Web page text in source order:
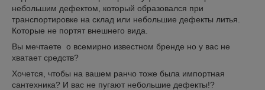
небольшим дефектом, который образовался при
транспортировке на склад или небольшие дефекты литья.
Которые не портят внешнего вида.
Вы мечтаете о всемирно известном бренде но у вас не
хватает средств?
Хочется, чтобы на вашем ранчо тоже была импортная
сантехника? И вас не пугают небольшие дефекты!?